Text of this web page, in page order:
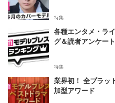
特集
各種エンタメ・ラ
グ＆読者アンケー
特集
業界初！ 全プラッ
加型アワード